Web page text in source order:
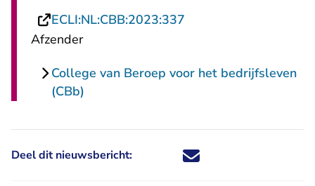
ECLI:NL:CBB:2023:337
Afzender
College van Beroep voor het bedrijfsleven
(CBb)
Deel dit nieuwsbericht: Deel dit nieuwsbericht via X -
Deel dit nieuwsbericht via
Deel dit nieuwsbericht
Deel dit